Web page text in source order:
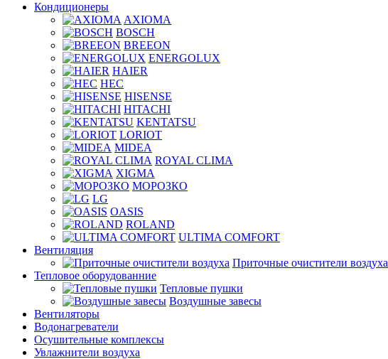
Кондиционеры
AXIOMA
BOSCH
BREEON
ENERGOLUX
HAIER
HEC
HISENSE
HITACHI
KENTATSU
LORIOT
MIDEA
ROYAL CLIMA
XIGMA
МОРОЗКО
LG
OASIS
ROLAND
ULTIMA COMFORT
Вентиляция
Приточные очистители воздуха
Тепловое оборудованние
Тепловые пушки
Воздушные завесы
Вентиляторы
Водонагреватели
Осушительные комплексы
Увлажнители воздуха